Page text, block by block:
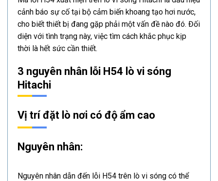
cảnh báo sự cố tại bộ cảm biến khoang tạo hơi nước,
cho biết thiết bị đang gặp phải một vấn đề nào đó. Đối
diện với tình trạng này, việc tìm cách khắc phục kịp
thời là hết sức cần thiết.
3 nguyên nhân lỗi H54 lò vi sóng
Hitachi
Vị trí đặt lò nơi có độ ẩm cao
Nguyên nhân:
Nguyên nhân dẫn đến lỗi H54 trên lò vi sóng có thể